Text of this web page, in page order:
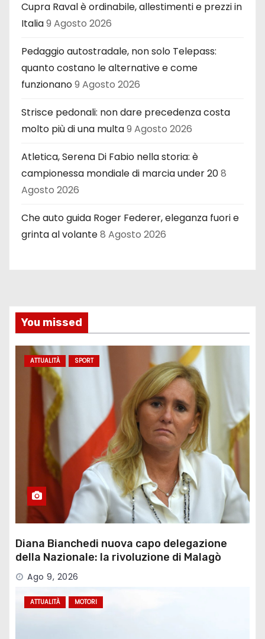
Cupra Raval è ordinabile, allestimenti e prezzi in
Italia9 Agosto 2026
Pedaggio autostradale, non solo Telepass:
quanto costano le alternative e come
funzionano9 Agosto 2026
Strisce pedonali: non dare precedenza costa
molto più di una multa9 Agosto 2026
Atletica, Serena Di Fabio nella storia: è
campionessa mondiale di marcia under 208
Agosto 2026
Che auto guida Roger Federer, eleganza fuori e
grinta al volante8 Agosto 2026
You missed
ATTUALITÀ SPORT
Diana Bianchedi nuova capo delegazione
della Nazionale: la rivoluzione di Malagò
Ago 9, 2026
ATTUALITÀ MOTORI